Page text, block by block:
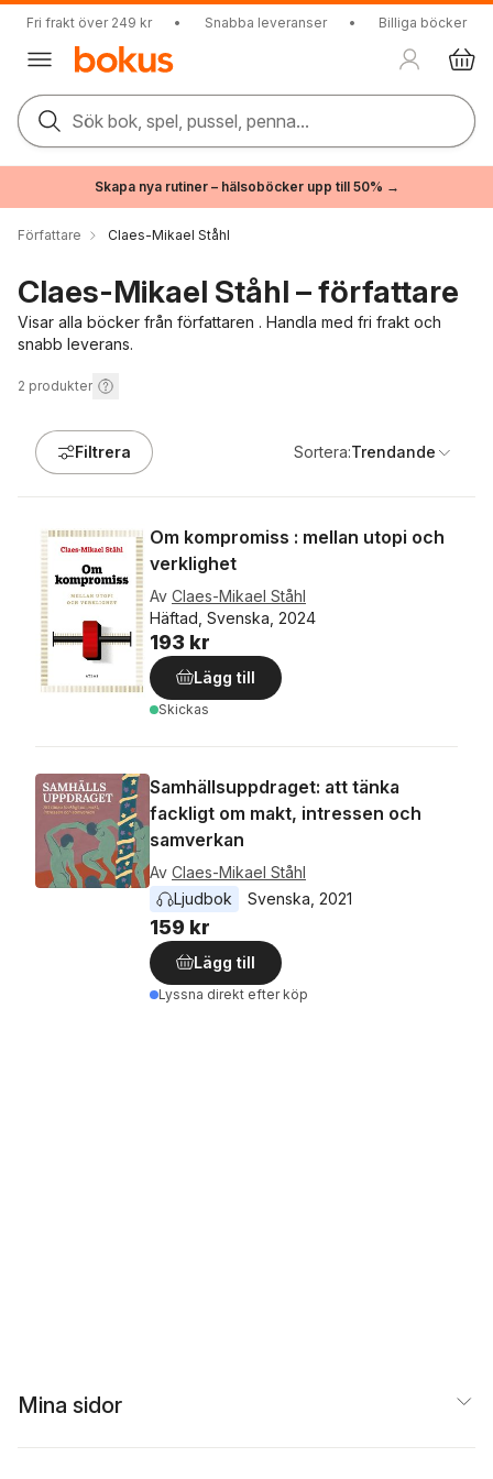
Fri frakt över 249 kr • Snabba leveranser • Billiga böcker
Sök bok, spel, pussel, penna...
Skapa nya rutiner – hälsoböcker upp till 50% →
Författare Claes-Mikael Ståhl
Claes-Mikael Ståhl – författare
Visar alla böcker från författaren . Handla med fri frakt och
snabb leverans.
2 produkter
Filtrera Sortera:Trendande
Om kompromiss : mellan utopi och
verklighet
Av Claes-Mikael Ståhl
Häftad, Svenska, 2024
193 kr
Lägg till
Skickas
Samhällsuppdraget: att tänka
fackligt om makt, intressen och
samverkan
Av Claes-Mikael Ståhl
Ljudbok
Svenska 2021
159 kr
Lägg till
Lyssna direkt efter köp
Mina sidor